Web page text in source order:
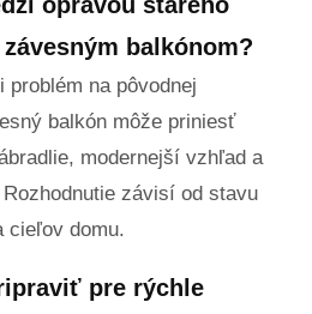
balkónom?
na pôvodnej
balkón môže priniesť
modernejší vzhľad a
závisí od stavu
cieľov domu.
pre rýchle